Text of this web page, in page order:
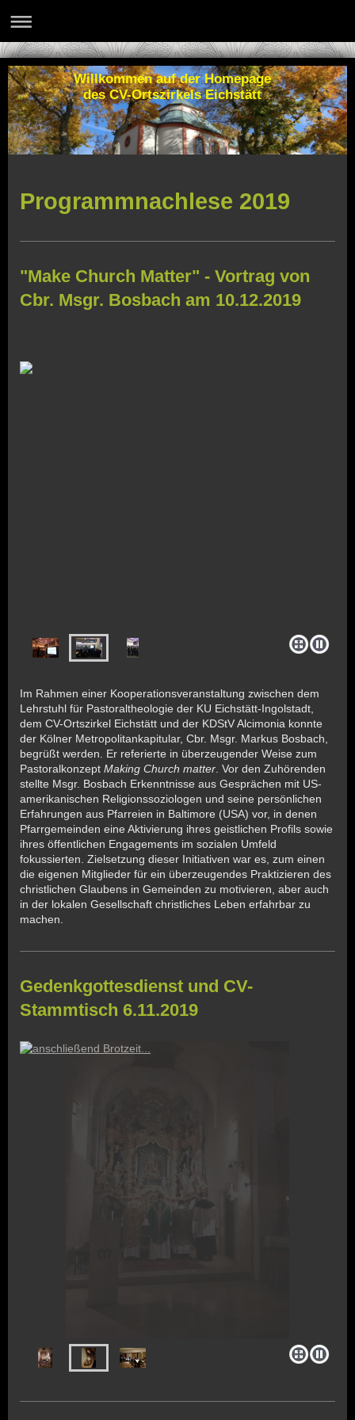
Willkommen auf der Homepage
des CV-Ortszirkels Eichstätt
Programmnachlese 2019
"Make Church Matter" - Vortrag von
Cbr. Msgr. Bosbach am 10.12.2019
Im Rahmen einer Kooperationsveranstaltung zwischen dem
Lehrstuhl für Pastoraltheologie der KU Eichstätt-Ingolstadt,
dem CV-Ortszirkel Eichstätt und der KDStV Alcimonia konnte
der Kölner Metropolitankapitular, Cbr. Msgr. Markus Bosbach,
begrüßt werden. Er referierte in überzeugender Weise zum
Pastoralkonzept Making Church matter . Vor den Zuhörenden
stellte Msgr. Bosbach Erkenntnisse aus Gesprächen mit US-
amerikanischen Religionssoziologen und seine persönlichen
Erfahrungen aus Pfarreien in Baltimore (USA) vor, in denen
Pfarrgemeinden eine Aktivierung ihres geistlichen Profils sowie
ihres öffentlichen Engagements im sozialen Umfeld
fokussierten. Zielsetzung dieser Initiativen war es, zum einen
die eigenen Mitglieder für ein überzeugendes Praktizieren des
christlichen Glaubens in Gemeinden zu motivieren, aber auch
in der lokalen Gesellschaft christliches Leben erfahrbar zu
machen.
Gedenkgottesdienst und CV-
Stammtisch 6.11.2019